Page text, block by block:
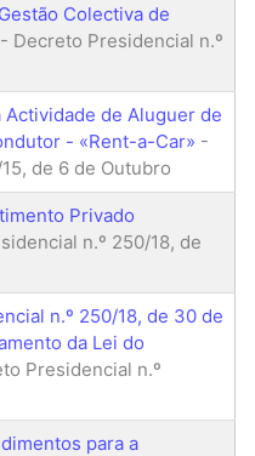
Colectiva de
- Decreto Presidencial n.º
de Aluguer de
- «Rent-a-Car» -
de 6 de Outubro
Privado
n.º 250/18, de
n.º 250/18, de 30 de
da Lei do
Presidencial n.º
para a